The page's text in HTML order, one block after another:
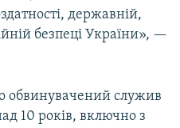
державній,
безпеці України», —
обвинувачений служив
10 років, включно з